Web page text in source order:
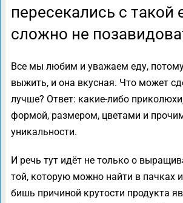
пересекались с такой
сложно не
Все мы любим и уважаем еду, потому
выжить, и она вкусная. Что может
лучше? Ответ: какие-либо
формой, размером, цветами и
уникальности.
И речь тут идёт не только о
той, которую можно найти в пачках
бишь причиной крутости продукта